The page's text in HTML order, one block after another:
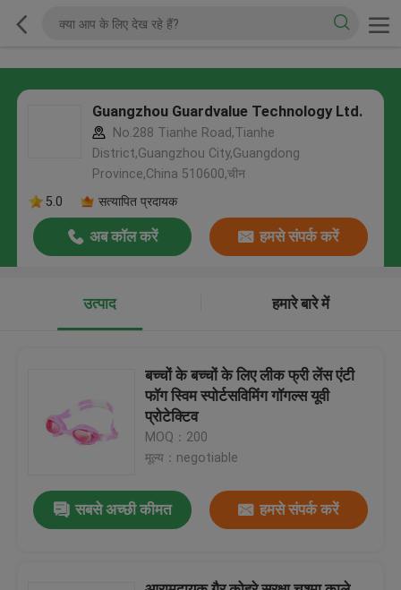
Guangzhou Guardvalue Technology Ltd.
No.288 Tianhe Road,Tianhe
District,Guangzhou City,Guangdong
Province,China 510600,चीन
5.0
सत्यापित प्रदायक
अब कॉल करें हमसे संपर्क करें
उत्पाद हमारे बारे में
बच्चों के बच्चों के लिए लीक फ्री लेंस एंटी
फॉग स्विम स्पोर्टसविमिंग गॉगल्स यूवी
प्रोटेक्टिव
MOQ：200
मूल्य：negotiable
सबसे अच्छी कीमत हमसे संपर्क करें